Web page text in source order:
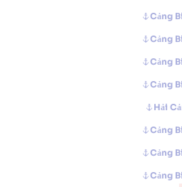
Cảng
Cảng
Cảng
Cảng
Hải
Cảng
Cảng
Cảng